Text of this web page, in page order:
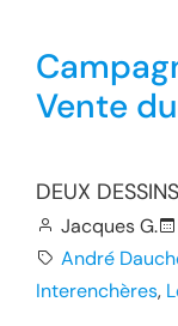
Vente
DEUX DESSINS
Jacques G.
André
Interenchères,